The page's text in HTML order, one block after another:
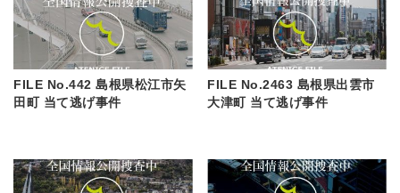
FILE No.442 島根県松江市矢
田町 当て逃げ事件
FILE No.2463 島根県出雲市
大津町 当て逃げ事件